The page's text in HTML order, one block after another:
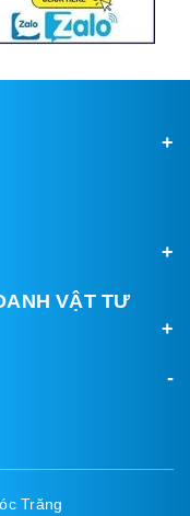
VẬT TƯ
Trăng